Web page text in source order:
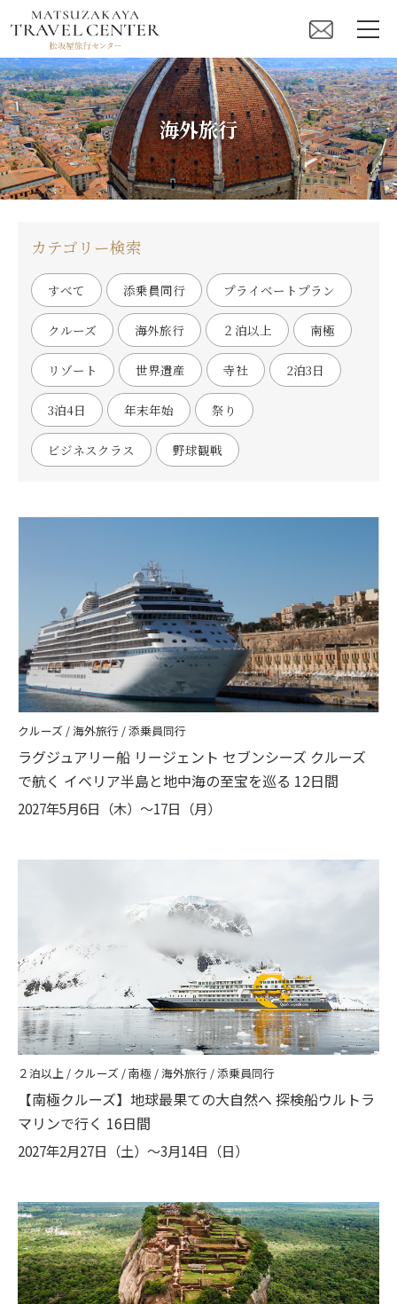
海外旅行
カテゴリー検索
すべて 添乗員同行 プライベートプラン
クルーズ 海外旅行 ２泊以上 南極
リゾート 世界遺産 寺社 2泊3日
3泊4日 年末年始 祭り
ビジネスクラス 野球観戦
クルーズ / 海外旅行 / 添乗員同行
ラグジュアリー船 リージェント セブンシーズ クルーズ
で航く イベリア半島と地中海の至宝を巡る 12日間
2027年5月6日（木）〜17日（月）
２泊以上 / クルーズ / 南極 / 海外旅行 / 添乗員同行
【南極クルーズ】地球最果ての大自然へ 探検船ウルトラ
マリンで行く 16日間
2027年2月27日（土）〜3月14日（日）